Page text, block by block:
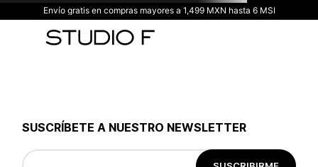
Envío gratis en compras mayores a 1,499 MXN hasta 6 MSI
SUSCRÍBETE A NUESTRO NEWSLETTER